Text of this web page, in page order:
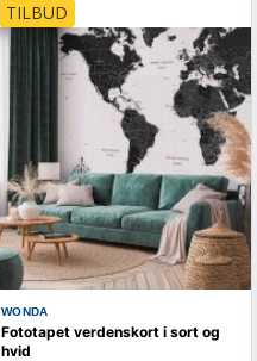
TILBUD
WONDA
Fototapet verdenskort i sort og
hvid